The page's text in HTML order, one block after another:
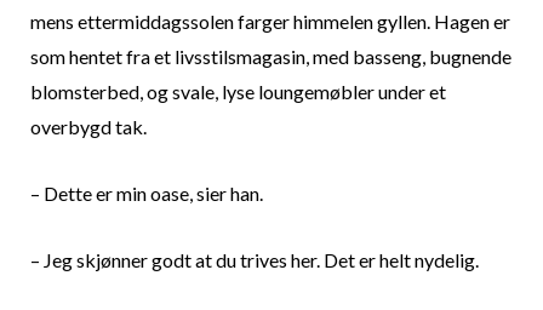
mens ettermiddagssolen farger himmelen gyllen. Hagen er
som hentet fra et livsstilsmagasin, med basseng, bugnende
blomsterbed, og svale, lyse loungemøbler under et
overbygd tak.
– Dette er min oase, sier han.
– Jeg skjønner godt at du trives her. Det er helt nydelig.